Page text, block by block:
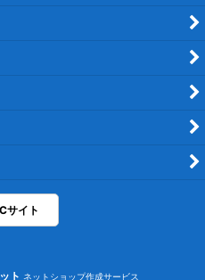
サイト
ト ネットショップ作成サービス